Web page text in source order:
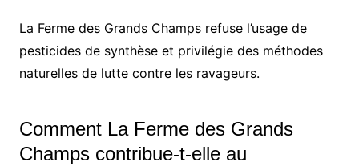
La Ferme des Grands Champs refuse l’usage de
pesticides de synthèse et privilégie des méthodes
naturelles de lutte contre les ravageurs.
Comment La Ferme des Grands
Champs contribue-t-elle au